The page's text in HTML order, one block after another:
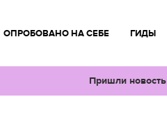
ОПРОБОВАНО НА СЕБЕ ГИДЫ
Пришли новость